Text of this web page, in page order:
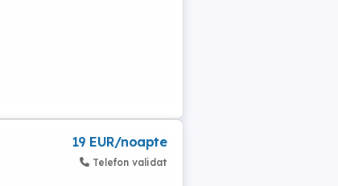
19 EUR/noapte
Telefon validat